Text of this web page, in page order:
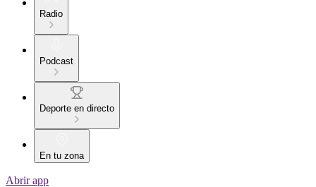
Radio
Podcast
Deporte en directo
En tu zona
Abrir app